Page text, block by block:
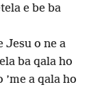
e be ba
Jesu o ne a
ba qala ho
a qala ho